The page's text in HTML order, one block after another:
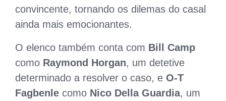
convincente, tornando os dilemas do casal
ainda mais emocionantes.
O elenco também conta com Bill Camp
como Raymond Horgan, um detetive
determinado a resolver o caso, e O-T
Fagbenle como Nico Della Guardia, um